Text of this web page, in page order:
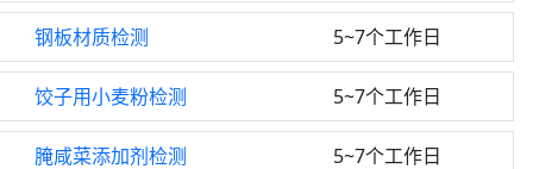
钢板材质检测 5~7个工作日
饺子用小麦粉检测 5~7个工作日
腌咸菜添加剂检测 5~7个工作日